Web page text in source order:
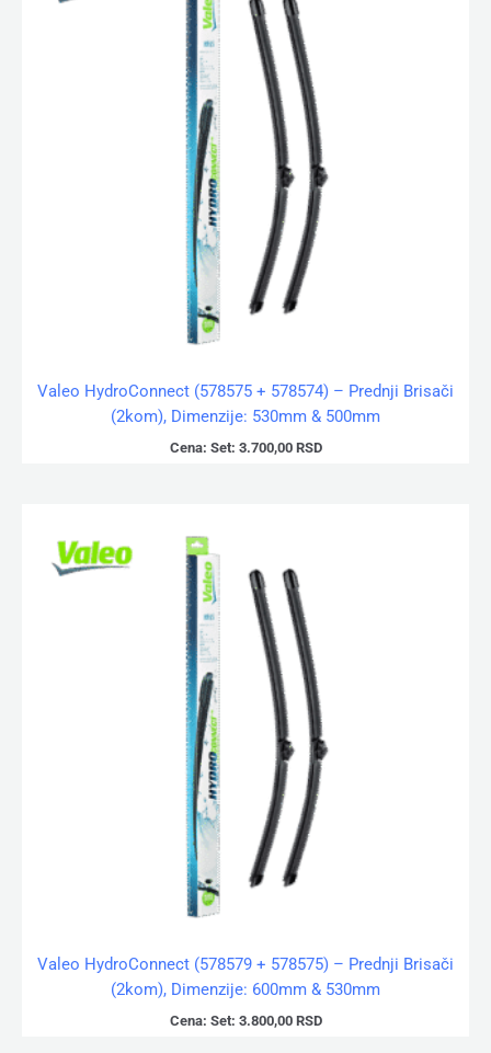
Valeo HydroConnect (578575 + 578574) – Prednji Brisači
(2kom), Dimenzije: 530mm & 500mm
Cena: Set: 3.700,00 RSD
Valeo HydroConnect (578579 + 578575) – Prednji Brisači
(2kom), Dimenzije: 600mm & 530mm
Cena: Set: 3.800,00 RSD